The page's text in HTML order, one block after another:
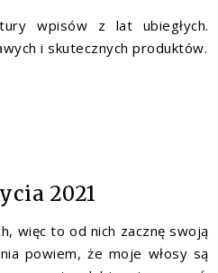
wpisów z lat ubiegłych.
i skutecznych produktów.
2021
więc to od nich zacznę swoją
powiem, że moje włosy są